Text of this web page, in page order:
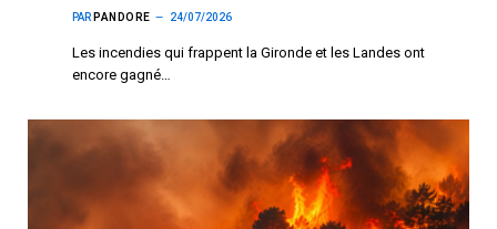
PAR PANDORE 24/07/2026
Les incendies qui frappent la Gironde et les Landes ont
encore gagné…